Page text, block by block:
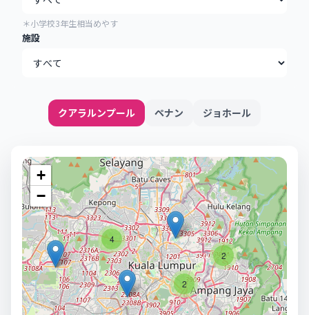
＊小学校3年生相当めやす
施設
クアラルンプール ペナン ジョホール
2
2
4
+
−